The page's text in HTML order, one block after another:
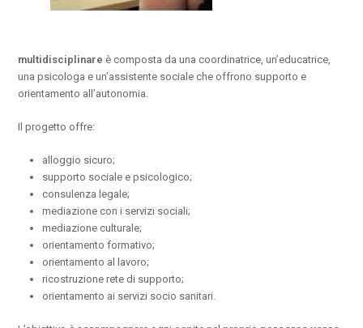
multidisciplinare è composta da una coordinatrice, un’educatrice,
una psicologa e un’assistente sociale che offrono supporto e
orientamento all’autonomia.
Il progetto offre:
alloggio sicuro;
supporto sociale e psicologico;
consulenza legale;
mediazione con i servizi sociali;
mediazione culturale;
orientamento formativo;
orientamento al lavoro;
ricostruzione rete di supporto;
orientamento ai servizi socio sanitari.